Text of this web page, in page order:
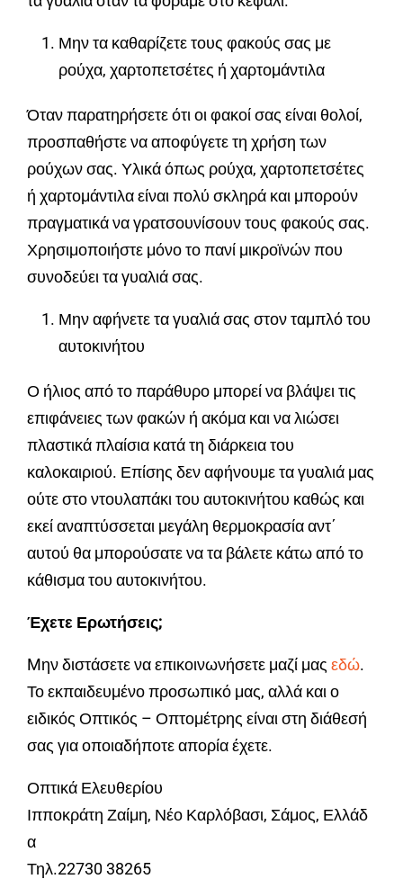
Μην τα καθαρίζετε τους φακούς σας με
ρούχα, χαρτοπετσέτες ή χαρτομάντιλα
Όταν παρατηρήσετε ότι οι φακοί σας είναι θολοί,
προσπαθήστε να αποφύγετε τη χρήση των
ρούχων σας. Υλικά όπως ρούχα, χαρτοπετσέτες
ή χαρτομάντιλα είναι πολύ σκληρά και μπορούν
πραγματικά να γρατσουνίσουν τους φακούς σας.
Χρησιμοποιήστε μόνο το πανί μικροϊνών που
συνοδεύει τα γυαλιά σας.
Μην αφήνετε τα γυαλιά σας στον ταμπλό του
αυτοκινήτου
Ο ήλιος από το παράθυρο μπορεί να βλάψει τις
επιφάνειες των φακών ή ακόμα και να λιώσει
πλαστικά πλαίσια κατά τη διάρκεια του
καλοκαιριού. Επίσης δεν αφήνουμε τα γυαλιά μας
ούτε στο ντουλαπάκι του αυτοκινήτου καθώς και
εκεί αναπτύσσεται μεγάλη θερμοκρασία αντ΄
αυτού θα μπορούσατε να τα βάλετε κάτω από το
κάθισμα του αυτοκινήτου.
Έχετε Ερωτήσεις;
Mην διστάσετε να επικοινωνήσετε μαζί μας εδώ.
Το εκπαιδευμένο προσωπικό μας, αλλά και ο
ειδικός Οπτικός – Οπτομέτρης είναι στη διάθεσή
σας για οποιαδήποτε απορία έχετε.
Οπτικά Ελευθερίου
Ιπποκράτη Ζαίμη, Νέο Καρλόβασι, Σάμος, Ελλάδ
α
Τηλ.22730 38265